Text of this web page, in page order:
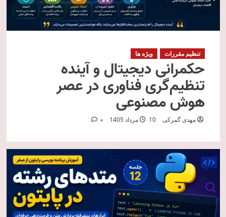
تنظیم مقررات ویژه ها
حکمرانی دیجیتال و آینده
تنظیم‌گری فناوری در عصر
هوش مصنوعی
مهدی گمرکی 10 مرداد 1405 0